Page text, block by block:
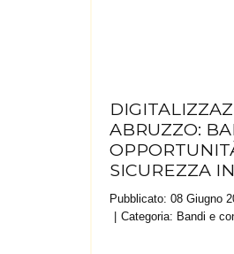
ABRUZZO:
SICUREZZA
Pubblicato: 08 Giugno
Categoria: Bandi e